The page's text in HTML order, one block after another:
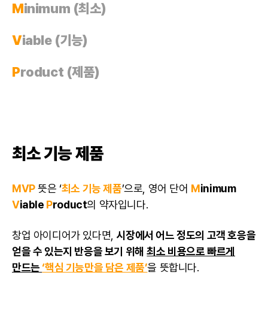
Minimum (최소)
Viable (기능)
Product (제품)
최소 기능 제품
MVP뜻은 ‘최소 기능 제품’으로, 영어 단어 Minimum
Viable Product의 약자입니다.
창업 아이디어가 있다면, 시장에서 어느 정도의 고객 호응을
얻을 수 있는지 반응을 보기 위해 최소 비용으로 빠르게
만드는‘핵심 기능만을 담은 제품’을 뜻합니다.